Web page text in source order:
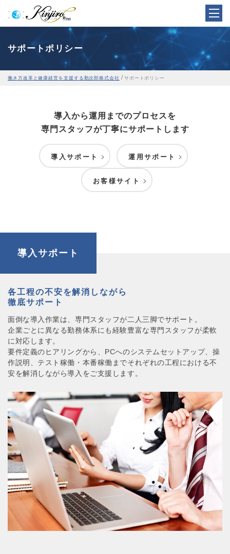
サポートポリシー
働き方改革と健康経営を支援する勤次郎株式会社 / サポートポリシー
導入から運用までのプロセスを
専門スタッフが丁寧にサポートします
導入サポート 運用サポート
お客様サイト
導入サポート
各工程の不安を解消しながら
徹底サポート
面倒な導入作業は、専門スタッフが二人三脚でサポート。
企業ごとに異なる勤務体系にも経験豊富な専門スタッフが柔軟
に対応します。
要件定義のヒアリングから、PCへのシステムセットアップ、操
作説明、テスト稼働・本番稼働までそれぞれの工程における不
安を解消しながら導入をご支援します。